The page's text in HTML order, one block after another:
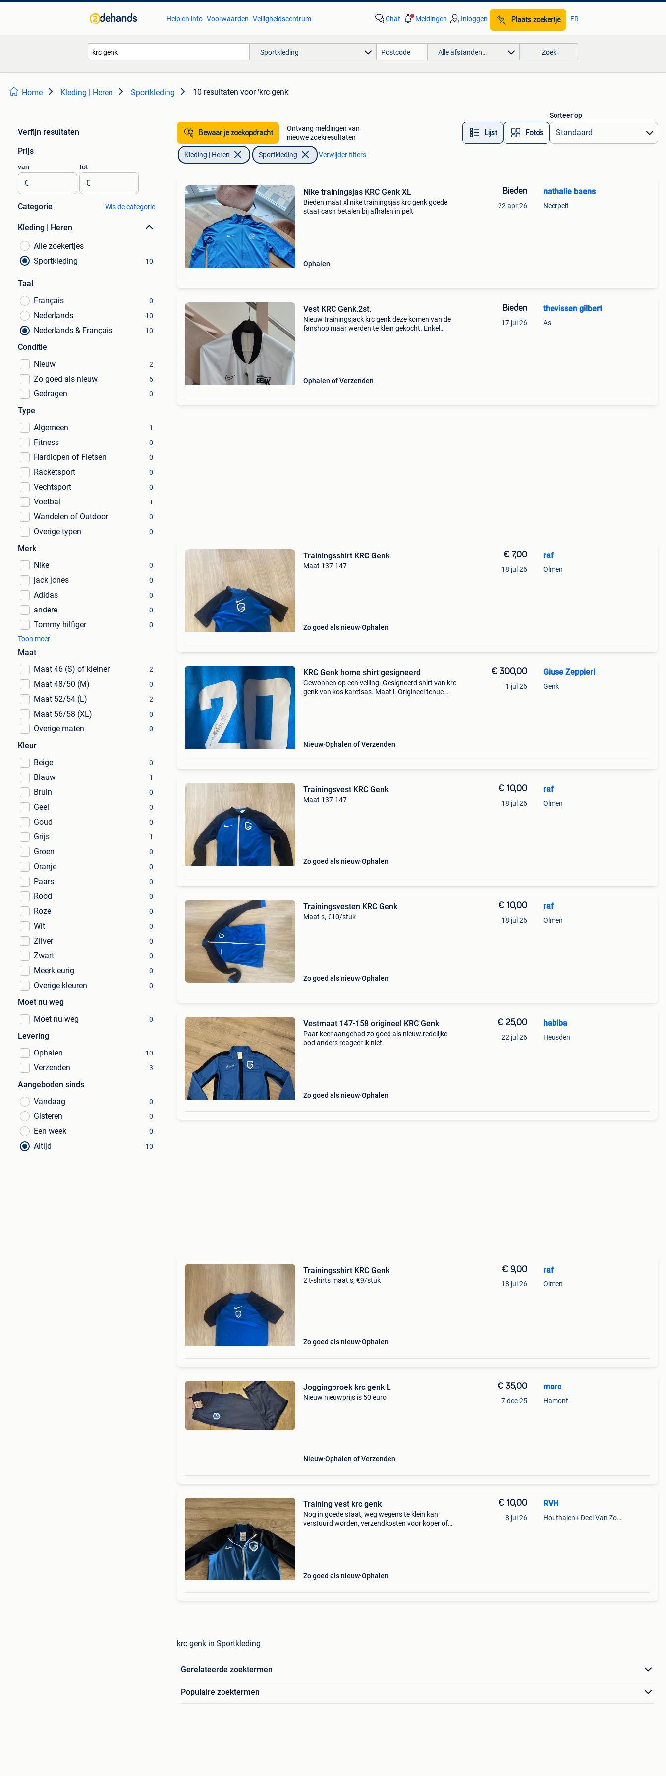
Help en info Voorwaarden Veiligheidscentrum Chat Meldingen Inloggen Plaats zoekertje FR
Sportkleding Alle afstanden… Zoek
Home Kleding | Heren Sportkleding 10 resultaten voor 'krc genk'
Verfijn resultaten
Prijs
van
€
tot
€
Categorie Wis de categorie
Kleding | Heren
Alle zoekertjes
Sportkleding
10
Taal
Français
0
Nederlands 10
Nederlands & Français 10
Conditie
Nieuw
2
Zo goed als nieuw 6
Gedragen 0
Type
Algemeen
1
Fitness 0
Hardlopen of Fietsen 0
Racketsport 0
Vechtsport 0
Voetbal 1
Wandelen of Outdoor 0
Overige typen 0
Merk
Nike
0
jack jones 0
Adidas 0
andere 0
Tommy hilfiger
0
Toon meer
Maat
Maat 46 (S) of kleiner
2
Maat 48/50 (M) 0
Maat 52/54 (L) 2
Maat 56/58 (XL) 0
Overige maten 0
Kleur
Beige
0
Blauw 1
Bruin 0
Geel 0
Goud 0
Grijs 1
Groen 0
Oranje 0
Paars 0
Rood 0
Roze 0
Wit 0
Zilver 0
Zwart 0
Meerkleurig 0
Overige kleuren 0
Moet nu weg
Moet nu weg
0
Levering
Ophalen
10
Verzenden 3
Aangeboden sinds
Vandaag
0
Gisteren 0
Een week 0
Altijd 10
Bewaar je zoekopdracht
Ontvang meldingen van
nieuwe zoekresultaten
Lijst Foto’s
Sorteer op
Kleding | Heren Sportkleding Verwijder filters
Nike trainingsjas KRC Genk XL
Bieden maat xl nike trainingsjas krc genk goede
staat cash betalen bij afhalen in pelt
Ophalen
Bieden
22 apr 26
nathalie baens
Neerpelt
Vest KRC Genk.2st.
Nieuw trainingsjack krc genk deze komen van de
fanshop maar werden te klein gekocht. Enkel
Ophalen of Verzenden
Bieden
17 jul 26
thevissen gilbert
As
Trainingsshirt KRC Genk
Maat 137-147
Zo goed als nieuw Ophalen
€ 7,00
18 jul 26
raf
Olmen
KRC Genk home shirt gesigneerd
Gewonnen op een veiling. Gesigneerd shirt van krc
genk van kos karetsas. Maat l. Origineel tenue.
Nieuw Ophalen of Verzenden
€ 300,00
1 jul 26
Giuse Zeppieri
Genk
Trainingsvest KRC Genk
Maat 137-147
Zo goed als nieuw Ophalen
€ 10,00
18 jul 26
raf
Olmen
Trainingsvesten KRC Genk
Maat s, €10/stuk
Zo goed als nieuw Ophalen
€ 10,00
18 jul 26
raf
Olmen
Vestmaat 147-158 origineel KRC Genk
Paar keer aangehad zo goed als nieuw.redelijke
bod anders reageer ik niet
Zo goed als nieuw Ophalen
€ 25,00
22 jul 26
habiba
Heusden
Trainingsshirt KRC Genk
2 t-shirts maat s, €9/stuk
Zo goed als nieuw Ophalen
€ 9,00
18 jul 26
raf
Olmen
Joggingbroek krc genk L
Nieuw nieuwprijs is 50 euro
Nieuw Ophalen of Verzenden
€ 35,00
7 dec 25
marc
Hamont
Training vest krc genk
Nog in goede staat, weg wegens te klein kan
verstuurd worden, verzendkosten voor koper of
Zo goed als nieuw Ophalen
€ 10,00
8 jul 26
RVH
Houthalen+ Deel Van Zonhoven En Zolder
krc genk in Sportkleding
Gerelateerde zoektermen
Populaire zoektermen